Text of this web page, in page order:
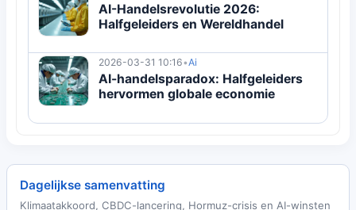
AI-Handelsrevolutie 2026:
Halfgeleiders en Wereldhandel
2026-03-31 10:16•Ai
AI-handelsparadox: Halfgeleiders
hervormen globale economie
Dagelijkse samenvatting
Klimaatakkoord, CBDC-lancering, Hormuz-crisis en AI-winsten